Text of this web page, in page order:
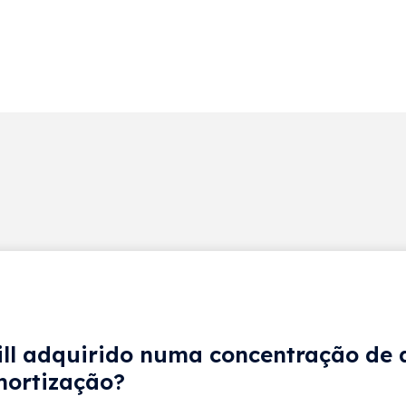
adquirido numa concentração de